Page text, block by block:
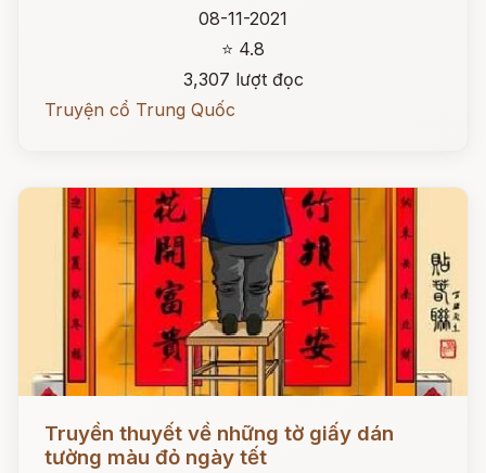
08-11-2021
⭐ 4.8
3,307 lượt đọc
Truyện cổ Trung Quốc
Đọc ngay
Truyền thuyết về những tờ giấy dán
tường màu đỏ ngày tết